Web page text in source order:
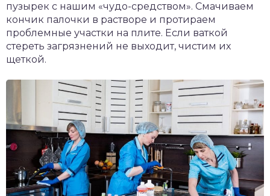
пузырек с нашим «чудо-средством». Смачиваем
кончик палочки в растворе и протираем
проблемные участки на плите. Если ваткой
стереть загрязнений не выходит, чистим их
щеткой.